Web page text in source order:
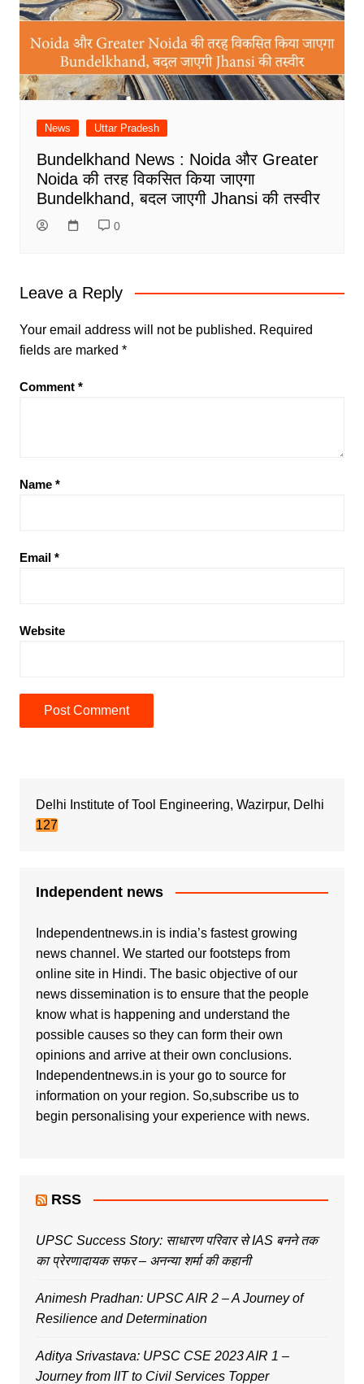
News Uttar Pradesh
Bundelkhand News : Noida और Greater
Noida की तरह विकसित किया जाएगा
Bundelkhand, बदल जाएगी Jhansi की तस्वीर
0
Leave a Reply
Your email address will not be published. Required
fields are marked *
Comment *
Name *
Email *
Website
Delhi Institute of Tool Engineering, Wazirpur, Delhi
127
Independent news
Independentnews.in is india’s fastest growing
news channel. We started our footsteps from
online site in Hindi. The basic objective of our
news dissemination is to ensure that the people
know what is happening and understand the
possible causes so they can form their own
opinions and arrive at their own conclusions.
Independentnews.in is your go to source for
information on your region. So,subscribe us to
begin personalising your experience with news.
RSS
UPSC Success Story: साधारण परिवार से IAS बनने तक
का प्रेरणादायक सफर – अनन्या शर्मा की कहानी
Animesh Pradhan: UPSC AIR 2 – A Journey of
Resilience and Determination
Aditya Srivastava: UPSC CSE 2023 AIR 1 –
Journey from IIT to Civil Services Topper